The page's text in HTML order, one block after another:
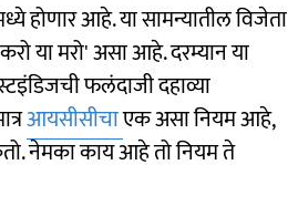
होणार आहे. या सामन्यातील विजेता
या मरो' असा आहे. दरम्यान या
फलंदाजी दहाव्या
आयसीसीचाएक असा नियम आहे,
नेमका काय आहे तो नियम ते